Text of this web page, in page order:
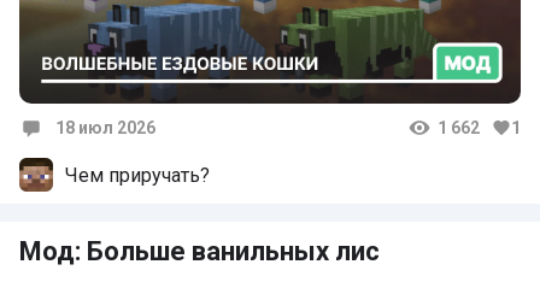
18 июл 2026 1 662 1
Чем приручать?
Мод: Больше ванильных лис